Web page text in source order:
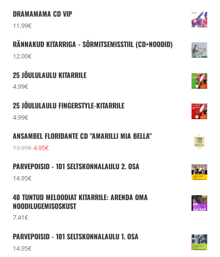
DRAMAMAMA CD VIP
11.99€
RÄNNAKUD KITARRIGA - SÕRMITSEMISSTIIL (CD+NOODID)
12.00€
25 JÕULULAULU KITARRILE
4.99€
25 JÕULULAULU FINGERSTYLE-KITARRILE
4.99€
ANSAMBEL FLORIDANTE CD "AMARILLI MIA BELLA"
13.95€ Algne
oli:
4.95€Praegune
on:
PARVEPOISID - 101 SELTSKONNALAULU 2. OSA
14.95€
40 TUNTUD MELOODIAT KITARRILE: ARENDA OMA
NOODILUGEMISOSKUST
7.41€
PARVEPOISID - 101 SELTSKONNALAULU 1. OSA
14.95€